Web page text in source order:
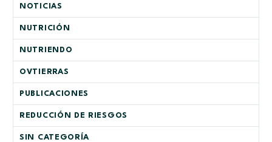
NOTICIAS
NUTRICIÓN
NUTRIENDO
OVTIERRAS
PUBLICACIONES
REDUCCIÓN DE RIESGOS
SIN CATEGORÍA